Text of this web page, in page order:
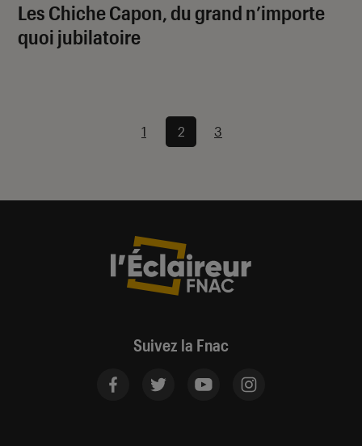
Les Chiche Capon, du grand n’importe
quoi jubilatoire
1 2 3
Suivez la Fnac